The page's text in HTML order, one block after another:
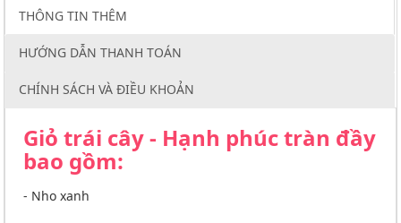
THÔNG TIN THÊM
HƯỚNG DẪN THANH TOÁN
CHÍNH SÁCH VÀ ĐIỀU KHOẢN
Giỏ trái cây - Hạnh phúc tràn đầy
bao gồm:
- Nho xanh